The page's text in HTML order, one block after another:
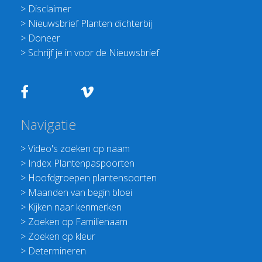
> Disclaimer
> Nieuwsbrief Planten dichterbij
> Doneer
> Schrijf je in voor de Nieuwsbrief
Navigatie
>Video's zoeken op naam
> Index Plantenpaspoorten
> Hoofdgroepen plantensoorten
> Maanden van begin bloei
> Kijken naar kenmerken
> Zoeken op Familienaam
> Zoeken op kleur
> Determineren